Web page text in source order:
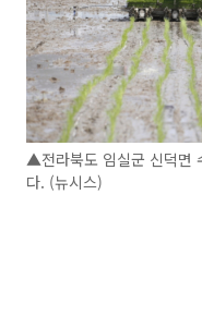
▲전라북도 임실군 신덕면
다. (뉴시스)